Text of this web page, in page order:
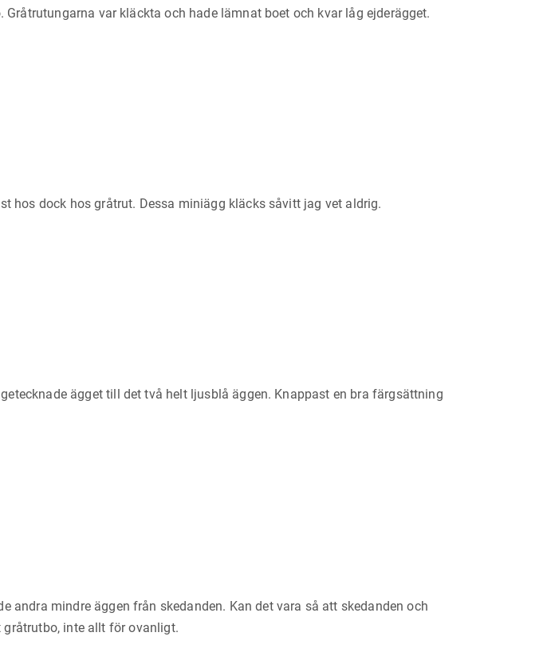
var kläckta och hade lämnat boet och kvar låg ejderägget.
hos dock hos gråtrut. Dessa miniägg kläcks såvitt jag vet aldrig.
ägget till det två helt ljusblå äggen. Knappast en bra färgsättning
andra mindre äggen från skedanden. Kan det vara så att skedanden och
gråtrutbo, inte allt för ovanligt.